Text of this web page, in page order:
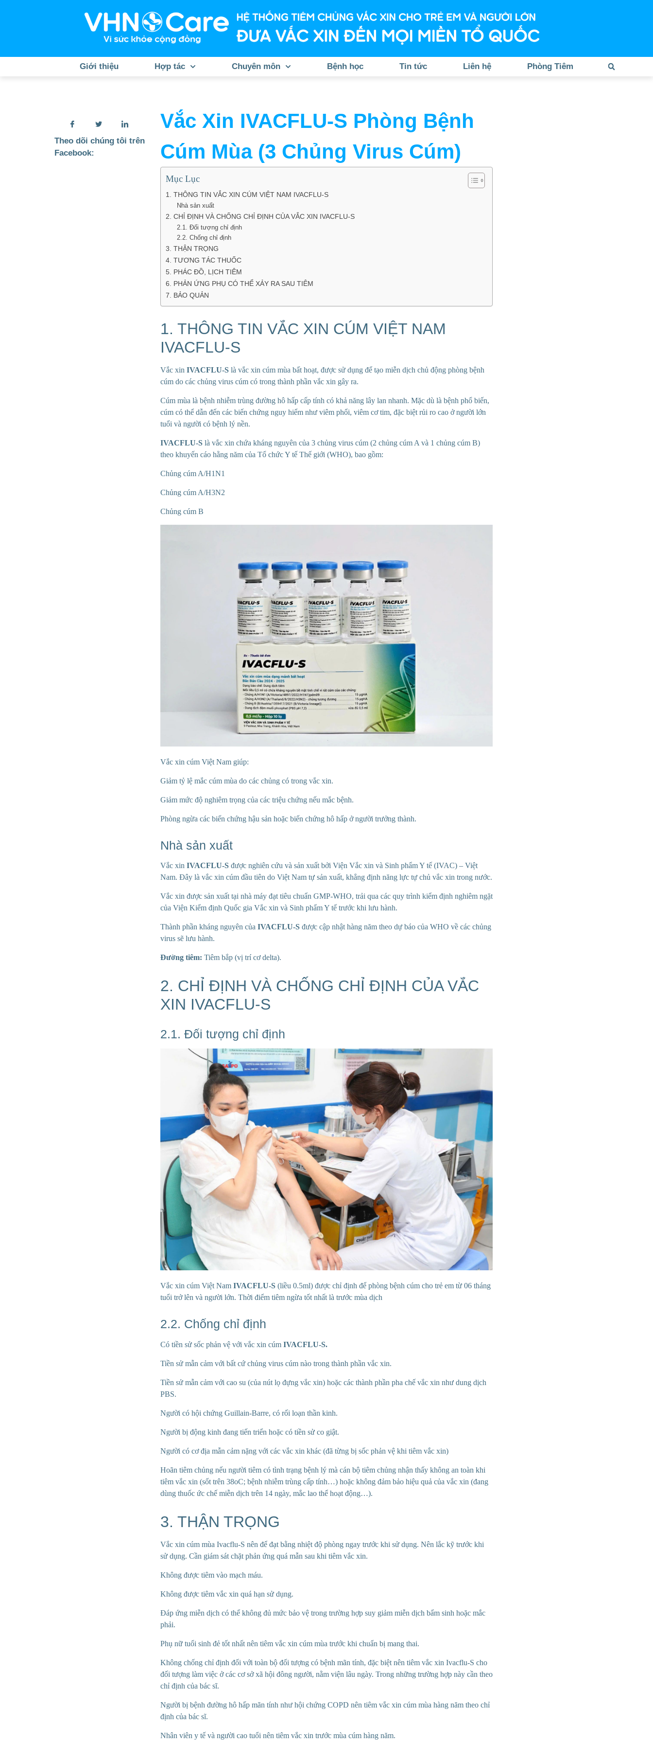
Giới thiệu Hợp tác Chuyên môn Bệnh học Tin tức Liên hệ Phòng Tiêm
Theo dõi chúng tôi trên
Facebook:
Vắc Xin IVACFLU-S Phòng Bệnh
Cúm Mùa (3 Chủng Virus Cúm)
Mục Lục
1. THÔNG TIN VẮC XIN CÚM VIỆT NAM IVACFLU-S
Nhà sản xuất
2. CHỈ ĐỊNH VÀ CHỐNG CHỈ ĐỊNH CỦA VẮC XIN IVACFLU-S
2.1. Đối tượng chỉ định
2.2. Chống chỉ định
3. THẬN TRỌNG
4. TƯƠNG TÁC THUỐC
5. PHÁC ĐỒ, LỊCH TIÊM
6. PHẢN ỨNG PHỤ CÓ THỂ XẢY RA SAU TIÊM
7. BẢO QUẢN
1. THÔNG TIN VẮC XIN CÚM VIỆT NAM
IVACFLU-S
Vắc xin IVACFLU-S là vắc xin cúm mùa bất hoạt, được sử dụng để tạo miễn dịch chủ động phòng bệnh
cúm do các chủng virus cúm có trong thành phần vắc xin gây ra.
Cúm mùa là bệnh nhiễm trùng đường hô hấp cấp tính có khả năng lây lan nhanh. Mặc dù là bệnh phổ biến,
cúm có thể dẫn đến các biến chứng nguy hiểm như viêm phổi, viêm cơ tim, đặc biệt rủi ro cao ở người lớn
tuổi và người có bệnh lý nền.
IVACFLU-S là vắc xin chứa kháng nguyên của 3 chủng virus cúm (2 chủng cúm A và 1 chủng cúm B)
theo khuyến cáo hằng năm của Tổ chức Y tế Thế giới (WHO), bao gồm:
Chủng cúm A/H1N1
Chủng cúm A/H3N2
Chủng cúm B
Vắc xin cúm Việt Nam giúp:
Giảm tỷ lệ mắc cúm mùa do các chủng có trong vắc xin.
Giảm mức độ nghiêm trọng của các triệu chứng nếu mắc bệnh.
Phòng ngừa các biến chứng hậu sản hoặc biến chứng hô hấp ở người trưởng thành.
Nhà sản xuất
Vắc xin IVACFLU-S được nghiên cứu và sản xuất bởi Viện Vắc xin và Sinh phẩm Y tế (IVAC) – Việt
Nam. Đây là vắc xin cúm đầu tiên do Việt Nam tự sản xuất, khẳng định năng lực tự chủ vắc xin trong nước.
Vắc xin được sản xuất tại nhà máy đạt tiêu chuẩn GMP-WHO, trải qua các quy trình kiểm định nghiêm ngặt
của Viện Kiểm định Quốc gia Vắc xin và Sinh phẩm Y tế trước khi lưu hành.
Thành phần kháng nguyên của IVACFLU-S được cập nhật hàng năm theo dự báo của WHO về các chủng
virus sẽ lưu hành.
Đường tiêm: Tiêm bắp (vị trí cơ delta).
2. CHỈ ĐỊNH VÀ CHỐNG CHỈ ĐỊNH CỦA VẮC
XIN IVACFLU-S
2.1. Đối tượng chỉ định
Vắc xin cúm Việt Nam IVACFLU-S (liều 0.5ml) được chỉ định để phòng bệnh cúm cho trẻ em từ 06 tháng
tuổi trở lên và người lớn. Thời điểm tiêm ngừa tốt nhất là trước mùa dịch
2.2. Chống chỉ định
Có tiền sử sốc phản vệ với vắc xin cúm IVACFLU-S.
Tiền sử mẫn cảm với bất cứ chủng virus cúm nào trong thành phần vắc xin.
Tiền sử mẫn cảm với cao su (của nút lọ đựng vắc xin) hoặc các thành phần pha chế vắc xin như dung dịch
PBS.
Người có hội chứng Guillain-Barre, có rối loạn thần kinh.
Người bị động kinh đang tiến triển hoặc có tiền sử co giật.
Người có cơ địa mẫn cảm nặng với các vắc xin khác (đã từng bị sốc phản vệ khi tiêm vắc xin)
Hoãn tiêm chủng nếu người tiêm có tình trạng bệnh lý mà cán bộ tiêm chủng nhận thấy không an toàn khi
tiêm vắc xin (sốt trên 38oC; bệnh nhiễm trùng cấp tính…) hoặc không đảm bảo hiệu quả của vắc xin (đang
dùng thuốc ức chế miễn dịch trên 14 ngày, mắc lao thể hoạt động…).
3. THẬN TRỌNG
Vắc xin cúm mùa Ivacflu-S nên để đạt bằng nhiệt độ phòng ngay trước khi sử dụng. Nên lắc kỹ trước khi
sử dụng. Cần giám sát chặt phản ứng quá mẫn sau khi tiêm vắc xin.
Không được tiêm vào mạch máu.
Không được tiêm vắc xin quá hạn sử dụng.
Đáp ứng miễn dịch có thể không đủ mức bảo vệ trong trường hợp suy giảm miễn dịch bẩm sinh hoặc mắc
phải.
Phụ nữ tuổi sinh đẻ tốt nhất nên tiêm vắc xin cúm mùa trước khi chuẩn bị mang thai.
Không chống chỉ định đối với toàn bộ đối tượng có bệnh mãn tính, đặc biệt nên tiêm vắc xin Ivacflu-S cho
đối tượng làm việc ở các cơ sở xã hội đông người, nằm viện lâu ngày. Trong những trường hợp này cần theo
chỉ định của bác sĩ.
Người bị bệnh đường hô hấp mãn tính như hội chứng COPD nên tiêm vắc xin cúm mùa hàng năm theo chỉ
định của bác sĩ.
Nhân viên y tế và người cao tuổi nên tiêm vắc xin trước mùa cúm hàng năm.